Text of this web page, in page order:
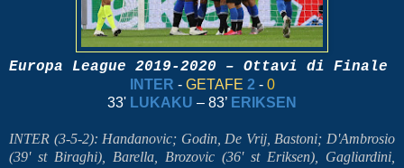
Europa League 2019-2020 – Ottavi di Finale
INTER - GETAFE 2-0
33' LUKAKU – 83’ ERIKSEN
INTER (3-5-2): Handanovic; Godin, De Vrij, Bastoni; D'Ambrosio
(39' st Biraghi), Barella, Brozovic (36' st Eriksen), Gagliardini,